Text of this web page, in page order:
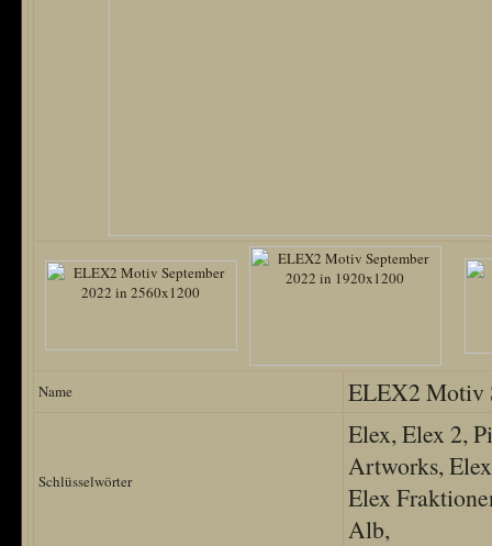
Name ELEX2 Motiv
Schlüsselwörter
Elex, Elex 2,
Artworks,
Elex
Alb,